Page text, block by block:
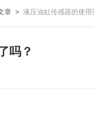
章 > 液压油缸传感器的使
吗？